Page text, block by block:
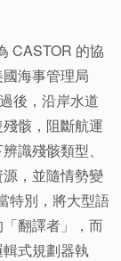
CASTOR 的協
海事管理局
後，沿岸水道
骸，阻斷航運
識殘骸類型、
，並隨情勢變
特別，將大型語
翻譯者」，而
式規劃器執